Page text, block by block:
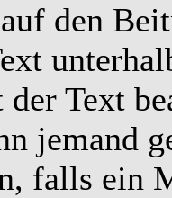
den
Text
jemand
falls ein